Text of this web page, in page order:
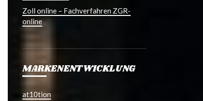
Zoll online – Fachverfahren ZGR-
online
MARKENENTWICKLUNG
at10tion